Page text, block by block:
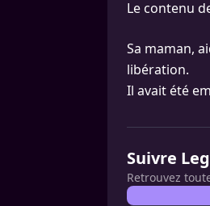
Le contenu
Sa maman,
libération.
Il avait été
Suivre
Retrouvez